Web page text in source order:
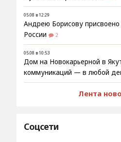
05.08 в 12:29
Андрею Борисову присвоено
России
2
05.08 в 10:53
Дом на Новокарьерной в
коммуникаций — в любой
Лента
Соцсети